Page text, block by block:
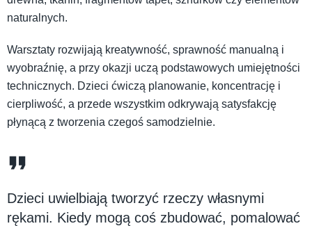
naturalnych.
Warsztaty rozwijają kreatywność, sprawność manualną i
wyobraźnię, a przy okazji uczą podstawowych umiejętności
technicznych. Dzieci ćwiczą planowanie, koncentrację i
cierpliwość, a przede wszystkim odkrywają satysfakcję
płynącą z tworzenia czegoś samodzielnie.
Dzieci uwielbiają tworzyć rzeczy własnymi
rękami. Kiedy mogą coś zbudować, pomalować